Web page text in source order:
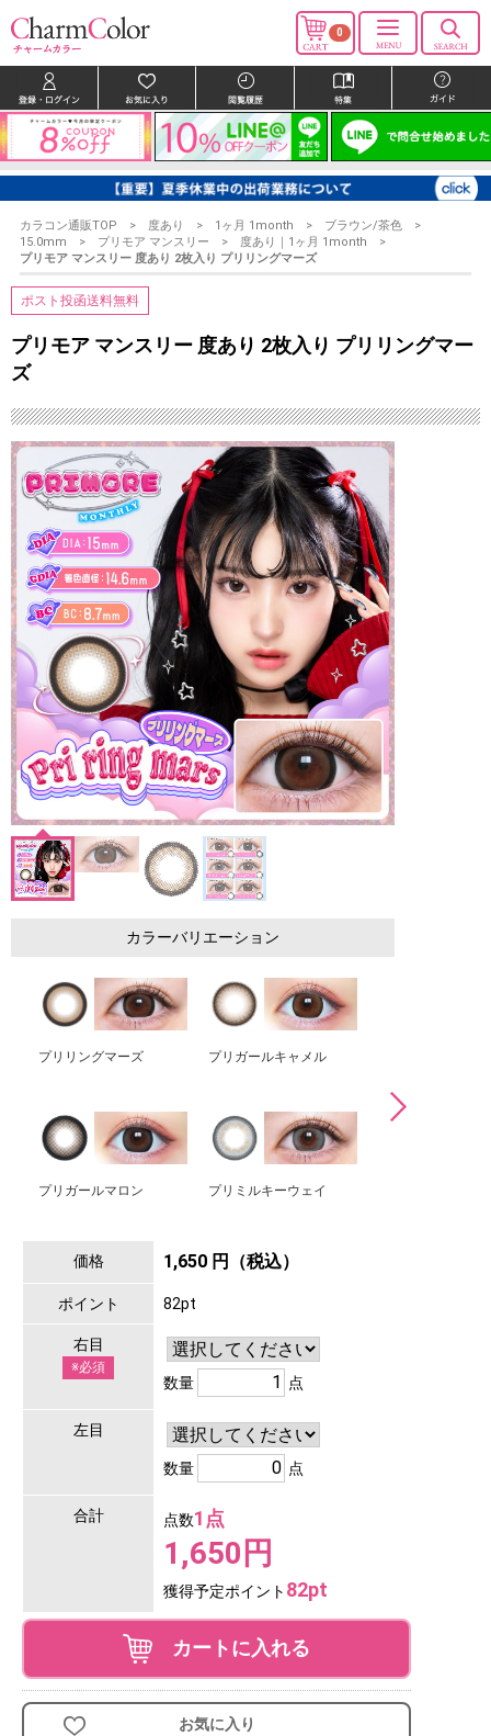
0
カラコン通販TOP 度あり 1ヶ月 1month
ブラウン/茶色
15.0mm
プリモア マンスリー
度あり｜1ヶ月 1month
プリモア マンスリー 度あり 2枚入り プリリングマーズ
ポスト投函送料無料
プリモア マンスリー 度あり 2枚入り プリリングマー
ズ
カラーバリエーション
プリリングマーズ プリガールキャメル
プリガールマロン プリミルキーウェイ
価格 1,650 円（税込）
ポイント 82pt
右目
※必須
数量 点
左目
数量 点
合計 点数1点
1,650円
獲得予定ポイント 82pt
カートに入れる
お気に入り